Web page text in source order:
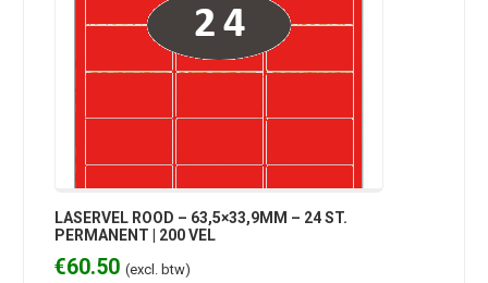
LASERVEL ROOD – 63,5×33,9MM – 24 ST.
PERMANENT | 200 VEL
€60.50 (excl. btw)